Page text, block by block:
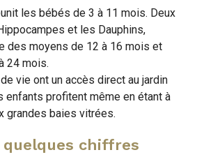
les bébés de 3 à 11 mois. Deux
et les Dauphins,
des moyens de 12 à 16 mois et
24 mois.
vie ont un accès direct au jardin
enfants profitent même en étant à
grandes baies vitrées.
quelques chiffres